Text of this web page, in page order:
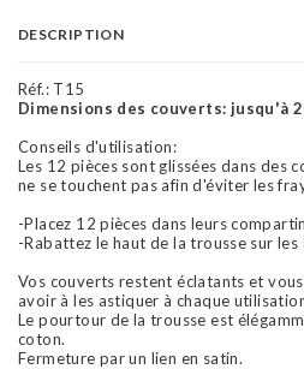
DESCRIPTION
Réf.: T15
Dimensions des couverts: jusqu'à
Conseils d'utilisation:
Les 12 pièces sont glissées dans des
ne se touchent pas afin d'éviter les
-Placez 12 pièces dans leurs
-Rabattez le haut de la trousse sur
Vos couverts restent éclatants et
avoir à les astiquer à chaque
Le pourtour de la trousse est
coton.
Fermeture par un lien en satin.